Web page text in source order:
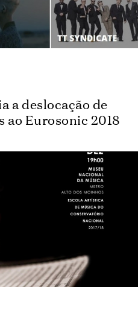
a deslocação de
ao Eurosonic 2018